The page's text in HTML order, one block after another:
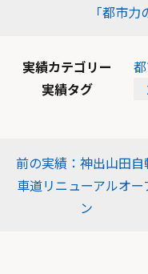
「都市
実績カテゴリー
実績タグ
前の実績：神出山田自
車道リニューアルオー
ン